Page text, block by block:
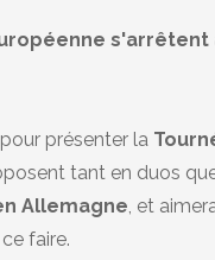
s'arrêtent
présenter la
tant en duos
Allemagne , et
faire.